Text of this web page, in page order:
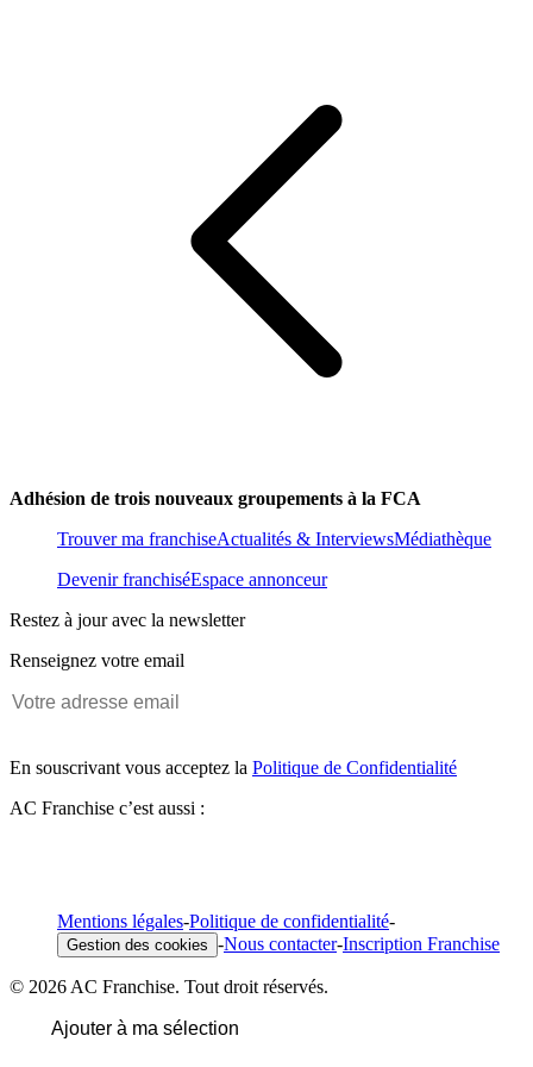
Adhésion de trois nouveaux groupements à la FCA
Trouver ma franchiseActualités & InterviewsMédiathèque
Devenir franchiséEspace annonceur
Restez à jour avec la newsletter
Renseignez votre email
En souscrivant vous acceptez la Politique de Confidentialité
AC Franchise c’est aussi :
Mentions légales-Politique de confidentialité-
Gestion des cookies -Nous contacter-Inscription Franchise
© 2026 AC Franchise. Tout droit réservés.
Ajouter à ma sélection